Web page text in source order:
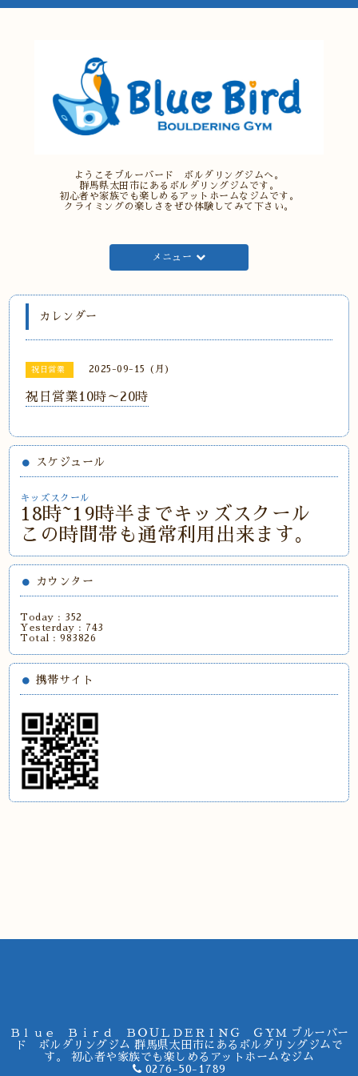
ようこそブルーバード ボルダリングジムへ。
群馬県太田市にあるボルダリングジムです。
初心者や家族でも楽しめるアットホームなジムです。
クライミングの楽しさをぜひ体験してみて下さい。
メニュー
カレンダー
祝日営業 2025-09-15 (月)
祝日営業10時～20時
スケジュール
キッズスクール
18時~19時半までキッズスクール
この時間帯も通常利用出来ます。
カウンター
Today : 352
Yesterday :
743
Total :983826
携帯サイト
Ｂｌｕｅ Ｂｉｒｄ ＢＯＵＬＤＥＲＩＮＧ ＧＹＭ ブルーバー
ド ボルダリングジム 群馬県太田市にあるボルダリングジムで
す。 初心者や家族でも楽しめるアットホームなジム
0276-50-1789